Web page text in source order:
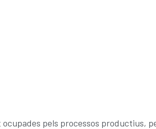
pels processos productius,